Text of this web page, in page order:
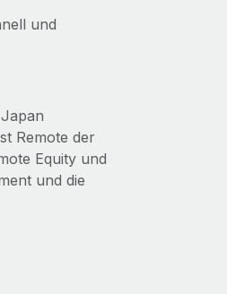
und
Remote der
Equity und
und die